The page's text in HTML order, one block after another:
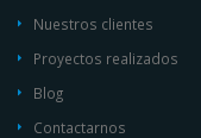
Nuestros clientes
Proyectos realizados
Blog
Contactarnos